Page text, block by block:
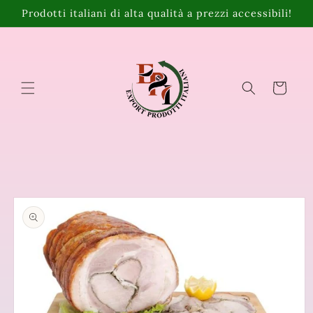
direttamente
ai contenuti
Prodotti italiani di alta qualità a prezzi accessibili!
Carrello
Passa alle
informazioni
sul prodotto